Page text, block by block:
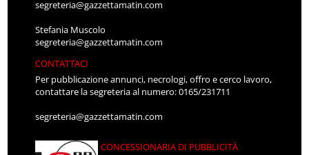
segreteria@gazzettamatin.com
Stefania Muscolo
segreteria@gazzettamatin.com
CONTATTACI
Per pubblicazione annunci, necrologi, offro e cerco lavoro,
contattare la segreteria al numero: 0165/231711
segreteria@gazzettamatin.com
CONCESSIONARIA DI PUBBLICITÀ